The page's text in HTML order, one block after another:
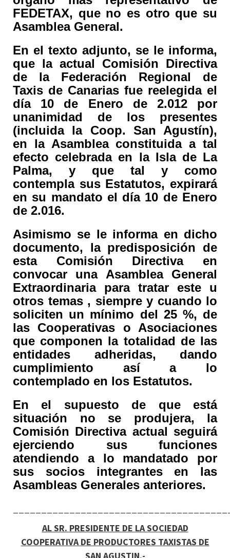
FEDETAX, que no es otro que su
Asamblea General.
En el texto adjunto, se le informa,
que la actual Comisión Directiva
de la Federación Regional de
Taxis de Canarias fue reelegida el
día 10 de Enero de 2.012 por
unanimidad de los presentes
(incluida la Coop. San Agustín),
en la Asamblea constituida a tal
efecto celebrada en la Isla de La
Palma, y que tal y como
contempla sus Estatutos, expirará
en su mandato el día 10 de Enero
de 2.016.
Asimismo se le informa en dicho
documento, la predisposición de
esta Comisión Directiva en
convocar una Asamblea General
Extraordinaria para tratar este u
otros temas , siempre y cuando lo
soliciten un mínimo del 25 %, de
las Cooperativas o Asociaciones
que componen la totalidad de las
entidades adheridas, dando
cumplimiento así a lo
contemplado en los Estatutos.
En el supuesto de que está
situación no se produjera, la
Comisión Directiva actual seguirá
ejerciendo sus funciones
atendiendo a lo mandatado por
sus socios integrantes en las
Asambleas Generales anteriores.
AL SR. PRESIDENTE DE LA SOCIEDAD
COOPERATIVA DE PRODUCTORES TAXISTAS DE